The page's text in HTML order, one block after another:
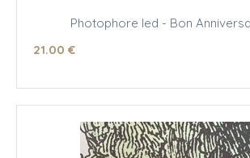
Photophore led - Bon
21.00 €